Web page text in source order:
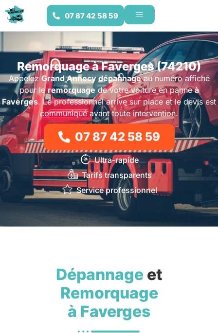
07 87 42 58 59
Remorquage à Faverges (74210)
AppelezGrand Annecy dépannageau numéro affiché
pour leremorquage de votre voiture en panneà
Faverges. Le professionnel arrive sur place et le devis est
communiqué avant toute intervention.
07 87 42 58 59
Ultra-rapide
Tarifs transparents
Service professionnel
Dépannageet
Remorquage
à Faverges